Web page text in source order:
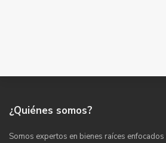
¿Quiénes somos?
Somos expertos en bienes raíces